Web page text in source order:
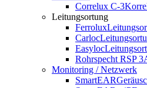
Correlux C-3
Leitungsortung
Ferrolux
Carloc
Easyloc
Rohrspecht RSP 3
Monitoring / Netzwerk
SmartEAR